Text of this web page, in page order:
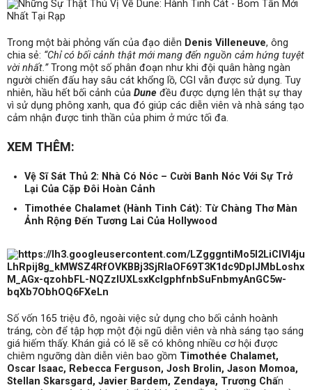
Trong một bài phỏng vấn của đạo diễn Denis Villeneuve, ông
chia sẻ: “Chỉ có bối cảnh thật mới mang đến nguồn cảm hứng tuyệt
vời nhất.”Trong một số phân đoạn như khi đội quân hàng ngàn
người chiến đấu hay sâu cát khổng lồ, CGI vẫn được sử dụng. Tuy
nhiên, hầu hết bối cảnh của Dune đều được dựng lên thật sự thay
vì sử dụng phông xanh, qua đó giúp các diễn viên và nhà sáng tạo
cảm nhận được tinh thần của phim ở mức tối đa.
XEM THÊM:
Vệ Sĩ Sát Thủ 2: Nhà Có Nóc – Cười Banh Nóc Với Sự Trở
Lại Của Cặp Đôi Hoàn Cảnh
Timothée Chalamet (Hành Tinh Cát): Từ Chàng Thơ Màn
Ảnh Rộng Đến Tương Lai Của Hollywood
Số vốn 165 triệu đô, ngoài việc sử dụng cho bối cảnh hoành
tráng, còn để tập hợp một đội ngũ diễn viên và nhà sáng tạo sáng
giá hiếm thấy. Khán giả có lẽ sẽ có không nhiều cơ hội được
chiêm ngưỡng dàn diễn viên bao gồm Timothée Chalamet,
Oscar Isaac, Rebecca Ferguson, Josh Brolin, Jason Momoa,
Stellan Skarsgard, Javier Bardem, Zendaya, Trương Chấn